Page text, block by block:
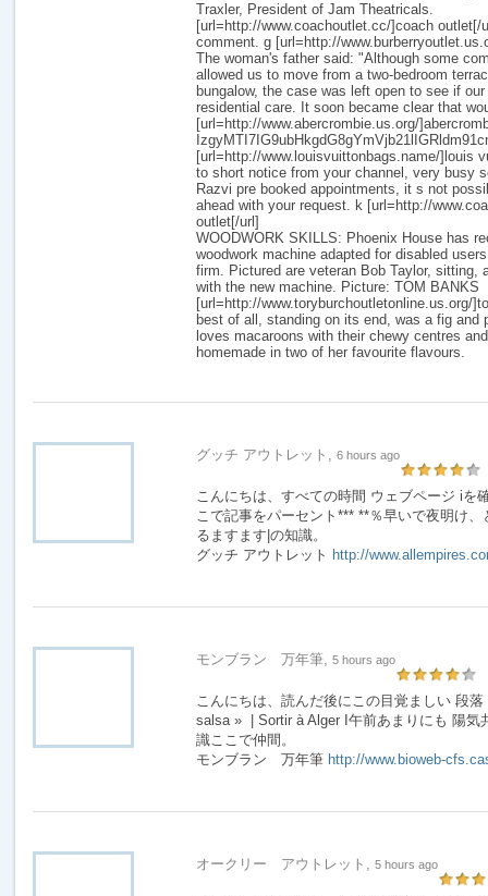
Traxler, President of Jam Theatricals.
[url=http://www.coachoutlet.cc/]coach outlet[/
comment. g [url=http://
The woman's father said: "Although some
allowed us to move from a two-bedroom
bungalow, the case was left open to see if
residential care. It soon became clear that
[url=http://www.abercrombie.us.org/
[url=http://www.louisvuittonbags.name/]louis
to short notice from your channel, very busy
Razvi pre booked appointments, it s not
ahead with your request. k [url=http://
outlet[/url]
WOODWORK SKILLS: Phoenix House has
woodwork machine adapted for disabled
firm. Pictured are veteran Bob Taylor, sitting,
with the new machine. Picture: TOM BANKS
[url=http://www.toryburchoutletonline.us.org/
best of all, standing on its end, was a fig and
loves macaroons with their chewy centres
homemade in two of her favourite flavours.
グッチ アウトレット, 6 hours ago
こんにちは、すべての時間 ウェブページ iを
こで記事をパーセント*** **％早いで夜明け
るますます|の知識。
グッチ アウトレット http://
モンブラン 万年筆, 5 hours ago
こんにちは、読んだ後にこの目覚ましい 段
salsa » | Sortir à Alger I午前あまりにも 陽気
識ここで仲間。
モンブラン 万年筆 http://www.bioweb-
オークリー アウトレット, 5 hours ago